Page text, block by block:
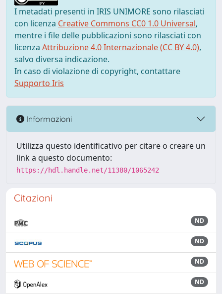
I metadati presenti in IRIS UNIMORE sono rilasciati
con licenza Creative Commons CC0 1.0 Universal,
mentre i file delle pubblicazioni sono rilasciati con
licenza Attribuzione 4.0 Internazionale (CC BY 4.0),
salvo diversa indicazione.
In caso di violazione di copyright, contattare
Supporto Iris
Informazioni
Utilizza questo identificativo per citare o creare un
link a questo documento:
https://hdl.handle.net/11380/1065242
Citazioni
ND
ND
ND
ND